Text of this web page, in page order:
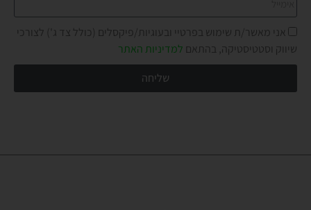
אני מאשר/ת שימוש בפרטיי ובעוגיות/פיקסלים (כולל צד ג') לצורכי
שיווק וסטטיסטיקה, בהתאם למדיניות האתר
שליחה